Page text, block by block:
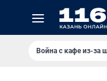
Война с кафе из-за